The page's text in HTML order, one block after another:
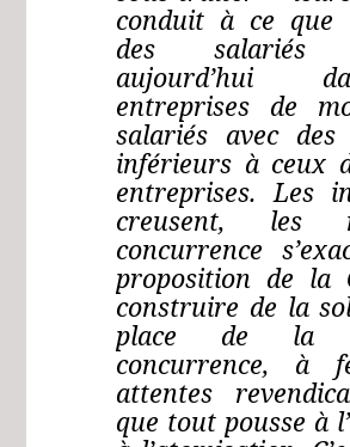
conduit à ce que
des salariés
aujourd’hui
entreprises de
salariés avec
inférieurs à ceux
entreprises. Les
creusent, les
concurrence
proposition de la
construire de la
place de la
concurrence, à
attentes
que tout pousse à